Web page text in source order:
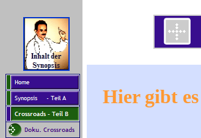
Hier gibt